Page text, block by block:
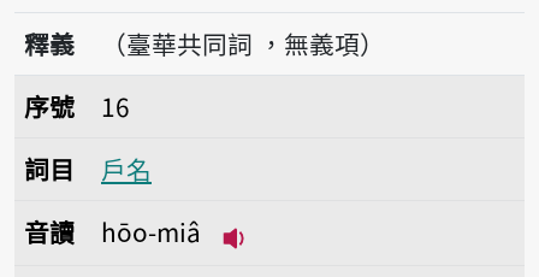
播放音讀hōo-guā
釋義
（臺華共同詞 ，無義項）
序號16戶名
序號
16
詞目
戶名
音讀
hōo-miâ